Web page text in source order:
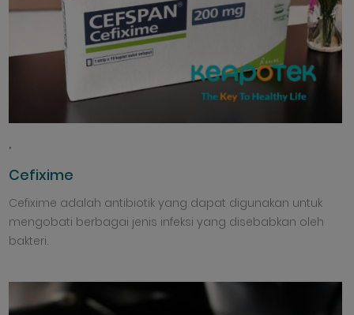
Cefixime
Cefixime adalah antibiotik yang dapat digunakan untuk
mengobati berbagai jenis infeksi yang disebabkan oleh
bakteri.